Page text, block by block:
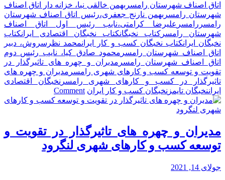
شهر
اتاق اصناف شهرستان رامسر بهمن خالقی نیا، خزانه دار اتاق اصناف
شهرستان رامسر بهمن نارنج جعفری،رئیس اتاق اصناف شهرستان
رامسر رامسر علیرضا کرامتی،نایب رئیس اول اتاق اصناف
شهرستان رامسر کتاب نخبگانکتاب نخبگان اقتصادی ایرانکتاب
نخبگان ایرانکتاب نخبگان کسب و کار ایرانمحمد نظرسروش، دبیر
اتاق اصناف شهرستان رامسر محمود صادق کیا، نایب رئیس دوم
اتاق اصناف شهرستان رامسر مدیران و چهره های تاثیرگذار در
تقویت و توسعه کسب و کارهای شهری رامسر مدیران و چهره های
تاثیرگذار در کسب و کارهای شهری رامسر نخبگان اقتصادی
ایراننخبگان تایمز نخبگان کسب و کار ایران Comment
on
مدیران
های
تاثیرگذار
در
مدیران و چهره های تاثیرگذار در تقویت و
توسعه کسب و کارهای شهری لنگرود
جولای 14, 2021